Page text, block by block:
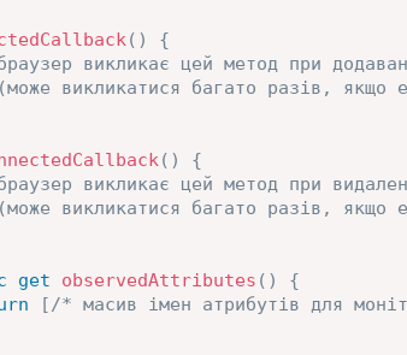
( )
{
викликає цей метод при
викликатися багато разів, якщо
( )
{
викликає цей метод при
викликатися багато разів, якщо
get observedAttributes ( )
{
[/* масив імен атрибутів для